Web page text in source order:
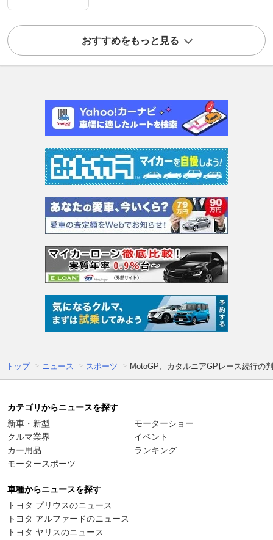
おすすめをもっと見る
トップ ニュース スポーツ MotoGP、カタルニアGPレース続行の
カテゴリからニュースを探す
新車・新型
クルマ業界
カー用品
モータースポーツ
モーターショー
イベント
ランキング
車種からニュースを探す
トヨタ プリウスのニュース
トヨタ アルファードのニュース
トヨタ ヤリスのニュース